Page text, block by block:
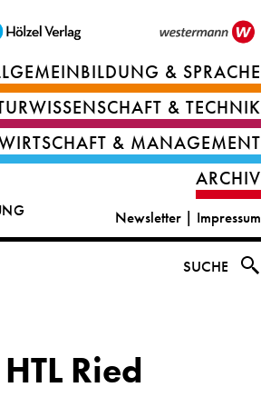
& SPRACHE
& TECHNIK
& MANAGEMENT
ARCHIV
Newsletter Impressum
SUCHE
Ried